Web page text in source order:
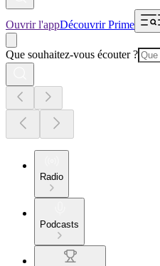
Ouvrir l'appDécouvrir Prime
Que souhaitez-vous écouter ?
Radio
Podcasts